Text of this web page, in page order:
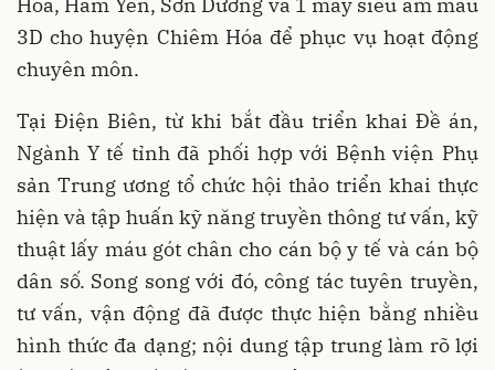
Hóa, Hàm Yên, Sơn Dương và 1 máy siêu âm màu
3D cho huyện Chiêm Hóa để phục vụ hoạt động
chuyên môn.
Tại Điện Biên, từ khi bắt đầu triển khai Đề án,
Ngành Y tế tỉnh đã phối hợp với Bệnh viện Phụ
sản Trung ương tổ chức hội thảo triển khai thực
hiện và tập huấn kỹ năng truyền thông tư vấn, kỹ
thuật lấy máu gót chân cho cán bộ y tế và cán bộ
dân số. Song song với đó, công tác tuyên truyền,
tư vấn, vận động đã được thực hiện bằng nhiều
hình thức đa dạng; nội dung tập trung làm rõ lợi